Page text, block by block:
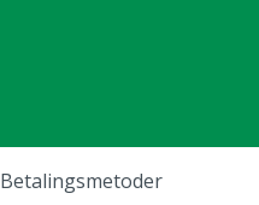
Betalingsmetoder